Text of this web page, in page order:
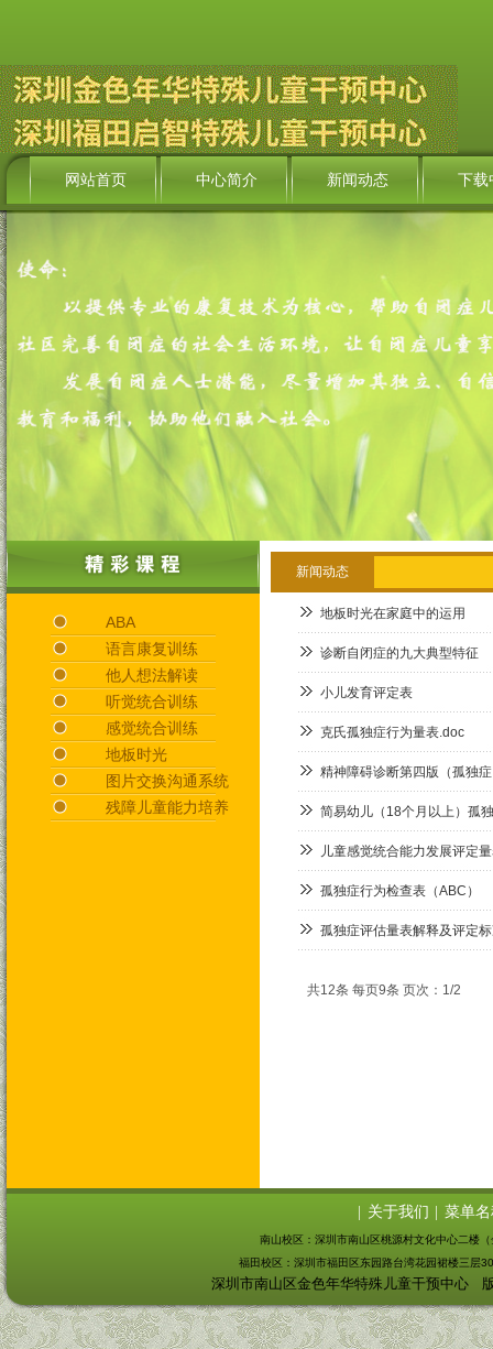
网站首页 中心简介 新闻动态 下载
地板时光在家庭中的运用
诊断自闭症的九大典型特征
小儿发育评定表
克氏孤独症行为量表.doc
精神障碍诊断第四版（孤独
简易幼儿（18个月以上）孤
儿童感觉统合能力发展评定
孤独症行为检查表（ABC）
孤独症评估量表解释及评定
共12条 每页9条 页次：1/2
ABA
语言康复训练
他人想法解读
听觉统合训练
感觉统合训练
地板时光
图片交换沟通系统
残障儿童能力培养
新闻动态
关于我们 菜单
南山校区 ：深圳市南山区桃源村文化中心二楼
福田校区： 深圳市福田区东园路台湾花园裙楼三层
深圳市南山区金色年华特殊儿童干预中心